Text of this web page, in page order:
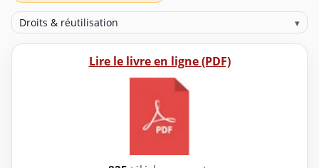
Droits & réutilisation ▾
Lire le livre en ligne (PDF)